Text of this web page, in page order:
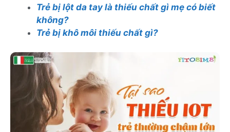
Trẻ bị lột da tay là thiếu chất gì mẹ có biết
không?
Trẻ bị khô môi thiếu chất gì?